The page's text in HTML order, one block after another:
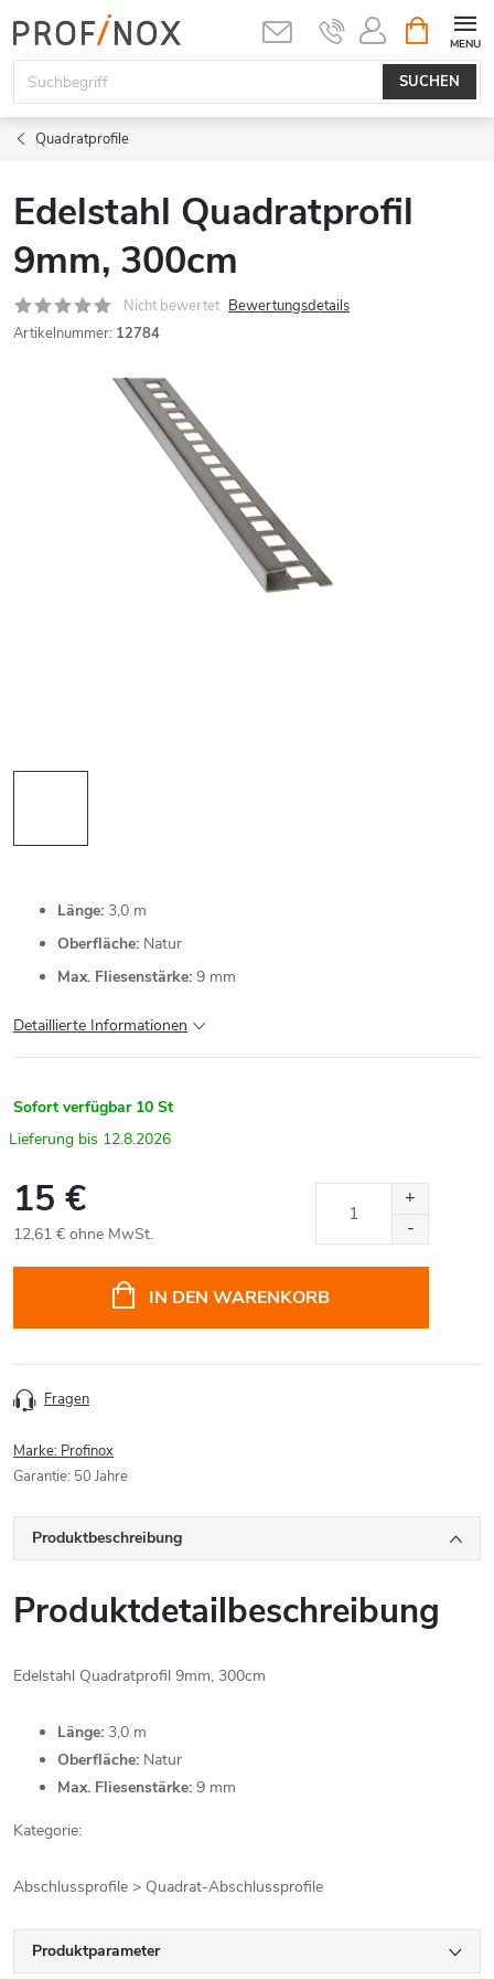
Inhalt
springen
SUCHEN
Quadratprofile
Edelstahl Quadratprofil
9mm, 300cm
Nicht bewertet Bewertungsdetails
Artikelnummer: 12784
Länge: 3,0 m
Oberfläche: Natur
Max. Fliesenstärke: 9 mm
Detaillierte Informationen
Sofort verfügbar 10 St
12.8.2026
15 €
12,61 € ohne MwSt.
IN DEN WARENKORB
Fragen
Marke: Profinox
Garantie: 50 Jahre
Produktbeschreibung
Produktdetailbeschreibung
Edelstahl Quadratprofil 9mm, 300cm
Länge: 3,0 m
Oberfläche: Natur
Max. Fliesenstärke: 9 mm
Kategorie:
Abschlussprofile > Quadrat-Abschlussprofile
Produktparameter